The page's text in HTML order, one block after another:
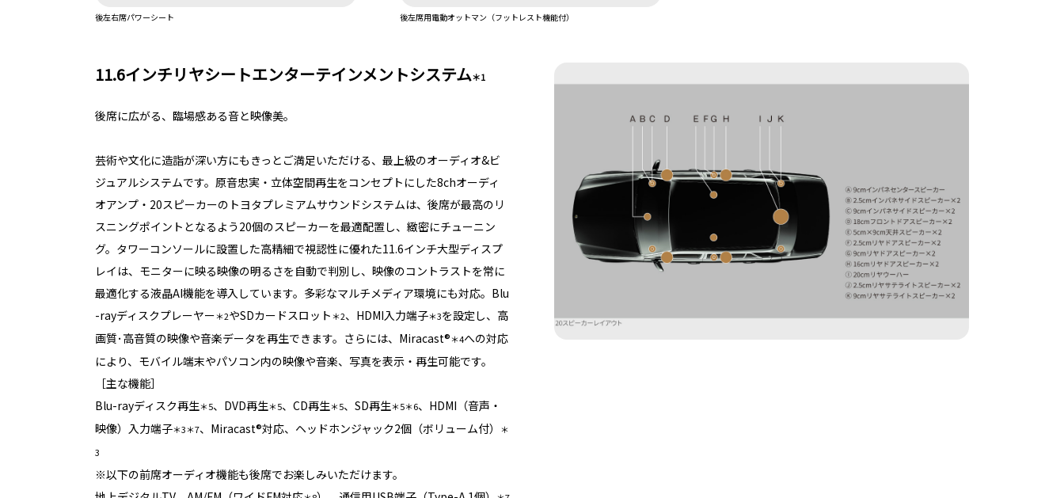
後左右席パワーシート 後左席用電動オットマン（フットレスト機能付）
11.6インチリヤシートエンターテインメントシステム＊1
後席に広がる、臨場感ある音と映像美。
芸術や文化に造詣が深い方にもきっとご満足いただける、最上級のオーディオ&ビ
ジュアルシステムです。原音忠実・立体空間再生をコンセプトにした8chオーディ
オアンプ・20スピーカーのトヨタプレミアムサウンドシステムは、後席が最高のリ
スニングポイントとなるよう20個のスピーカーを最適配置し、緻密にチューニン
グ。タワーコンソールに設置した高精細で視認性に優れた11.6インチ大型ディスプ
レイは、モニターに映る映像の明るさを自動で判別し、映像のコントラストを常に
最適化する液晶AI機能を導入しています。多彩なマルチメディア環境にも対応。Blu
-rayディスクプレーヤー＊2やSDカードスロット＊2、HDMI入力端子＊3を設定し、高
画質･高音質の映像や音楽データを再生できます。さらには、Miracast®＊4への対応
により、モバイル端末やパソコン内の映像や音楽、写真を表示・再生可能です。
［主な機能］
Blu-rayディスク再生＊5、DVD再生＊5、CD再生＊5、SD再生＊5＊6、HDMI（音声・
映像）入力端子＊3＊7、Miracast®対応、ヘッドホンジャック2個（ボリューム付）
＊
3
※以下の前席オーディオ機能も後席でお楽しみいただけます。